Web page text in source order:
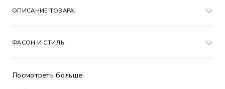
Посмотреть больше
ОПИСАНИЕ ТОВАРА
ФАСОН И СТИЛЬ